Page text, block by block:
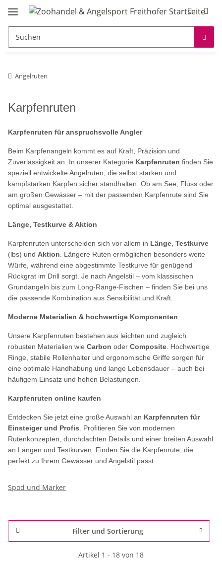
Angelruten
Karpfenruten
Karpfenruten für anspruchsvolle Angler
Beim Karpfenangeln kommt es auf Kraft, Präzision und
Zuverlässigkeit an. In unserer Kategorie Karpfenruten finden Sie
speziell entwickelte Angelruten, die selbst starken und
kampfstarken Karpfen sicher standhalten. Ob am See, Fluss oder
am großen Gewässer – mit der passenden Karpfenrute sind Sie
optimal ausgestattet.
Länge, Testkurve & Aktion
Karpfenruten unterscheiden sich vor allem in Länge Testkurve
(lbs) und Aktion . Längere Ruten ermöglichen besonders weite
Würfe, während eine abgestimmte Testkurve für genügend
Rückgrat im Drill sorgt. Je nach Angelstil – vom klassischen
Grundangeln bis zum Long-Range-Fischen – finden Sie bei uns
die passende Kombination aus Sensibilität und Kraft.
Moderne Materialien & hochwertige Komponenten
Unsere Karpfenruten bestehen aus leichten und zugleich
robusten Materialien wie Carbon oder Composite . Hochwertige
Ringe, stabile Rollenhalter und ergonomische Griffe sorgen für
eine optimale Handhabung und lange Lebensdauer – auch bei
häufigem Einsatz und hohen Belastungen.
Karpfenruten online kaufen
Entdecken Sie jetzt eine große Auswahl an Karpfenruten für
Einsteiger und Profis . Profitieren Sie von modernen
Rutenkonzepten, durchdachten Details und einer breiten Auswahl
an Längen und Testkurven. Finden Sie die Karpfenrute, die
perfekt zu Ihrem Gewässer und Angelstil passt.
Spod und Marker
Filter und Sortierung
Artikel 1 - 18 von 18